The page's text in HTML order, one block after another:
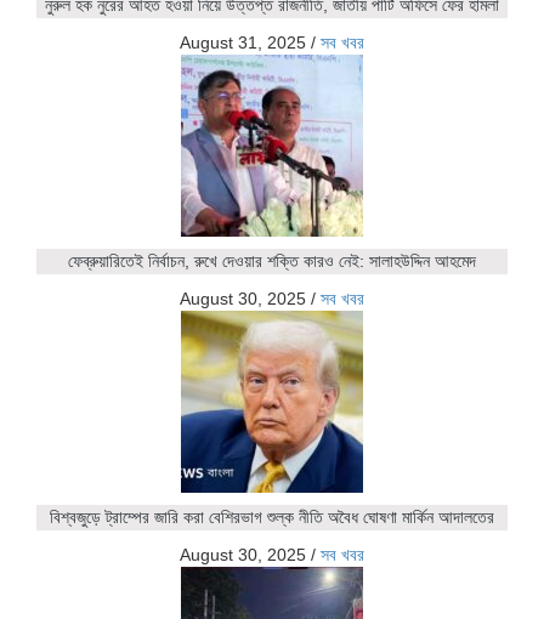
নুরুল হক নুরের আহত হওয়া নিয়ে উত্তপ্ত রাজনীতি, জাতীয় পার্টি অফিসে ফের হামলা
August 31, 2025 / সব খবর
ফেব্রুয়ারিতেই নির্বাচন, রুখে দেওয়ার শক্তি কারও নেই: সালাহউদ্দিন আহমেদ
August 30, 2025 / সব খবর
বিশ্বজুড়ে ট্রাম্পের জারি করা বেশিরভাগ শুল্ক নীতি অবৈধ ঘোষণা মার্কিন আদালতের
August 30, 2025 / সব খবর